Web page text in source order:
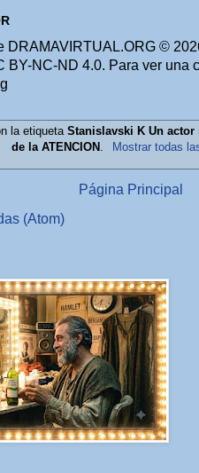
DRAMAVIRTUAL.ORG ©
BY-NC-ND 4.0. Para ver una
la etiquetaStanislavski K Un actor
de la ATENCION . Mostrar todas
Página Principal
(Atom)